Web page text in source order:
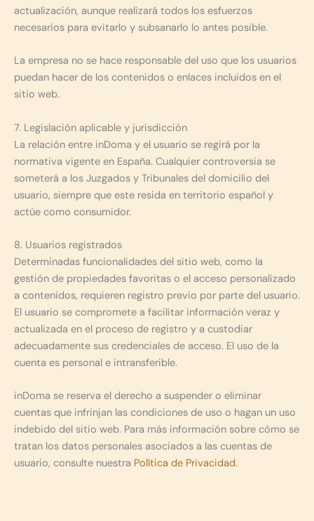
actualización, aunque realizará todos los esfuerzos
necesarios para evitarlo y subsanarlo lo antes posible.
La empresa no se hace responsable del uso que los usuarios
puedan hacer de los contenidos o enlaces incluidos en el
sitio web.
7. Legislación aplicable y jurisdicción
La relación entre inDoma y el usuario se regirá por la
normativa vigente en España. Cualquier controversia se
someterá a los Juzgados y Tribunales del domicilio del
usuario, siempre que este resida en territorio español y
actúe como consumidor.
8. Usuarios registrados
Determinadas funcionalidades del sitio web, como la
gestión de propiedades favoritas o el acceso personalizado
a contenidos, requieren registro previo por parte del usuario.
El usuario se compromete a facilitar información veraz y
actualizada en el proceso de registro y a custodiar
adecuadamente sus credenciales de acceso. El uso de la
cuenta es personal e intransferible.
inDoma se reserva el derecho a suspender o eliminar
cuentas que infrinjan las condiciones de uso o hagan un uso
indebido del sitio web. Para más información sobre cómo se
tratan los datos personales asociados a las cuentas de
usuario, consulte nuestra Política de Privacidad.